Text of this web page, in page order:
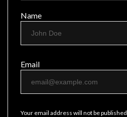
Name
Email
Your email address will not be published.